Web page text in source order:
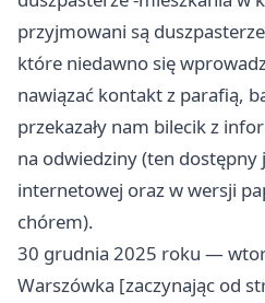
przyjmowani są
które niedawno się
nawiązać kontakt z parafią,
przekazały nam bilecik z
na odwiedziny (ten dostępny
internetowej oraz w wersji
chórem).
30 grudnia 2025 roku —
Warszówka [zaczynając od